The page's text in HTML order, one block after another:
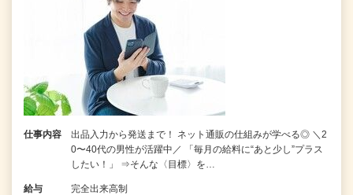
仕事内容
出品入力から発送まで！ ネット通販の仕組みが学べる◎ ＼2
0〜40代の男性が活躍中／ 「毎月の給料に“あと少し”プラス
したい！」 ⇒そんな〈目標〉を…
給与 完全出来高制